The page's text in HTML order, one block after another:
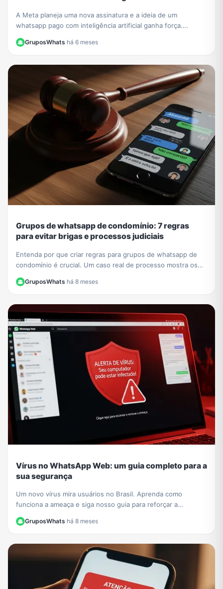
A Meta planeja uma nova assinatura e a ideia de um
whatsapp pago com inteligência artificial ganha força.
GruposWhats·há 6 meses
Grupos de whatsapp de condomínio: 7 regras
para evitar brigas e processos judiciais
Entenda por que criar regras para grupos de whatsapp de
condomínio é crucial. Um caso real de processo mostra os
GruposWhats·há 8 meses
Vírus no WhatsApp Web: um guia completo para a
sua segurança
Um novo vírus mira usuários no Brasil. Aprenda como
funciona a ameaça e siga nosso guia para reforçar a
segurança no WhatsApp Web e proteger seus dados.
GruposWhats·há 8 meses